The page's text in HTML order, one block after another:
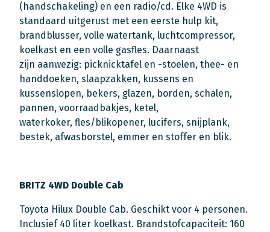
(handschakeling) en een radio/cd. Elke 4WD is
standaard uitgerust met een eerste hulp kit,
brandblusser, volle watertank, luchtcompressor,
koelkast en een volle gasfles. Daarnaast
zijn aanwezig: picknicktafel en -stoelen, thee- en
handdoeken, slaapzakken, kussens en
kussenslopen, bekers, glazen, borden, schalen,
pannen, voorraadbakjes, ketel,
waterkoker, fles/blikopener, lucifers, snijplank,
bestek, afwasborstel, emmer en stoffer en blik.
BRITZ 4WD Double Cab
Toyota Hilux Double Cab. Geschikt voor 4 personen.
Inclusief 40 liter koelkast. Brandstofcapaciteit: 160